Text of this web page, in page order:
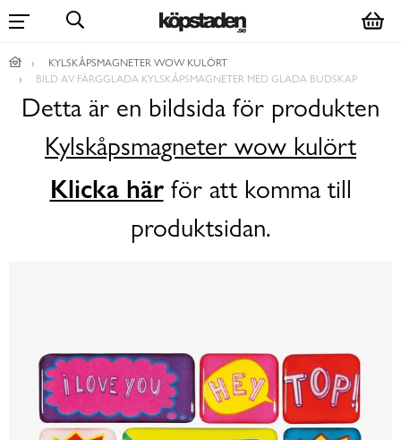
KYLSKÅPSMAGNETER WOW KULÖRT
BILD AV FÄRGGLADA KYLSKÅPSMAGNETER MED GLADA BUDSKAP
Detta är en bildsida för produkten
Kylskåpsmagneter wow kulört
Klicka härför att komma till
produktsidan.